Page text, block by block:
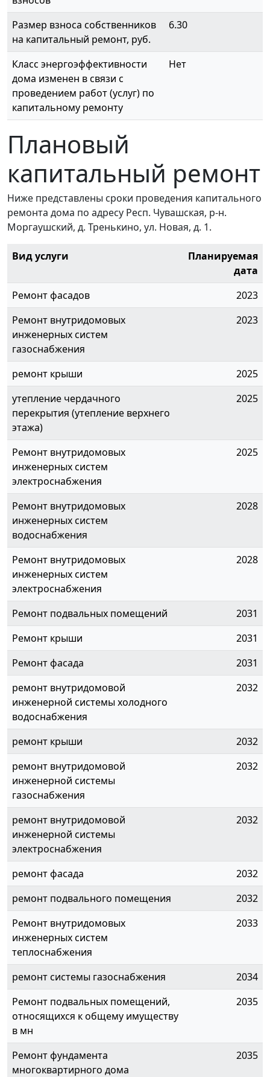
Размер взноса собственников
на капитальный ремонт, руб.
6.30
Класс энергоэффективности
дома изменен в связи с
проведением работ (услуг) по
капитальному ремонту
Нет
Плановый
капитальный ремонт
Ниже представлены сроки проведения капитального
ремонта дома по адресу Респ. Чувашская, р-н.
Моргаушский, д. Тренькино, ул. Новая, д. 1.
Вид услуги
Планируемая
дата
Ремонт фасадов
2023
Ремонт внутридомовых
инженерных систем
газоснабжения
2023
ремонт крыши
2025
утепление чердачного
перекрытия (утепление верхнего
этажа)
2025
Ремонт внутридомовых
инженерных систем
электроснабжения
2025
Ремонт внутридомовых
инженерных систем
водоснабжения
2028
Ремонт внутридомовых
инженерных систем
электроснабжения
2028
Ремонт подвальных помещений
2031
Ремонт крыши
2031
Ремонт фасада
2031
ремонт внутридомовой
инженерной системы холодного
водоснабжения
2032
ремонт крыши
2032
ремонт внутридомовой
инженерной системы
газоснабжения
2032
ремонт внутридомовой
инженерной системы
электроснабжения
2032
ремонт фасада
2032
ремонт подвального помещения
2032
Ремонт внутридомовых
инженерных систем
теплоснабжения
2033
ремонт системы газоснабжения
2034
Ремонт подвальных помещений,
относящихся к общему имуществу
в мн
2035
Ремонт фундамента
многоквартирного дома
2035